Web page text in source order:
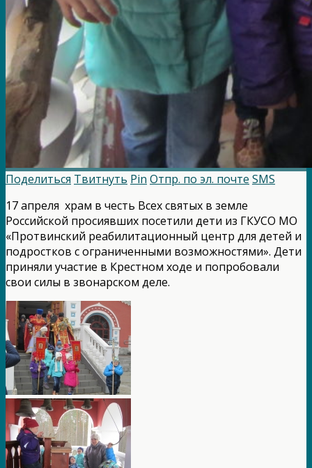
Поделиться Твитнуть Pin Отпр. по эл. почте SMS
17 апреля храм в честь Всех святых в земле
Российской просиявших посетили дети из ГКУСО МО
«Протвинский реабилитационный центр для детей и
подростков с ограниченными возможностями». Дети
приняли участие в Крестном ходе и попробовали
свои силы в звонарском деле.